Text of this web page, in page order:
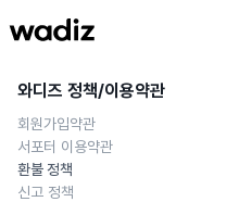
와디즈 정책/이용약관
회원가입약관
서포터 이용약관
환불 정책
신고 정책